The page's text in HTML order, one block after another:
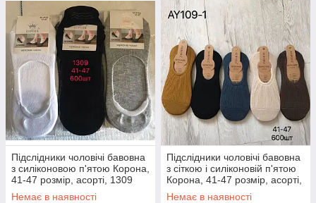
Підслідники чоловічі бавовна
з силіконовою п'ятою Корона,
41-47 розмір, асорті, 1309
Немає в наявності
Підслідники чоловічі бавовна
з сіткою і силіконовій п'ятою
Корона, 41-47 розмір, асорті,
AY109-1
Немає в наявності